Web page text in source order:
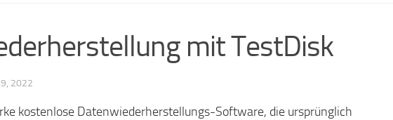
mit TestDisk
2022
kostenlose Datenwiederherstellungs-Software, die ursprünglich